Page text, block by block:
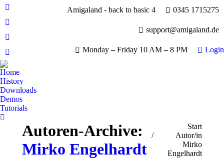
Facebook
page
opens
new
window
YouTube
page
opens
in
new
window
Whatsapp
page
opens
in
new
window
E-
Mail
page
opens
in
new
Amigaland - back to basic 4 0345 1715275
support@amigaland.de
Monday – Friday 10 AM – 8 PM Login
Home
History
Downloads
Demos
Tutorials
Search:
Autoren-Archive:
Mirko Engelhardt
Sie befinden sich hier:
Start
Autor/in
Mirko
Engelhardt